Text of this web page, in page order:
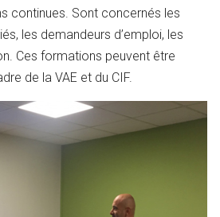
continues. Sont concernés les
les demandeurs d’emploi, les
Ces formations peuvent être
de la VAE et du CIF.